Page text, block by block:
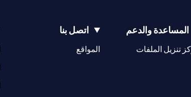
المساعدة والدعم
تنزيل الملفات
اتصل بنا
المواقع
(opens in a new tab)